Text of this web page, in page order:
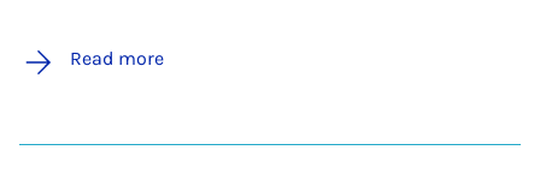
Read more